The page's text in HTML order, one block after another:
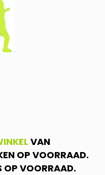
VAN
OP VOORRAAD.
OP VOORRAAD.